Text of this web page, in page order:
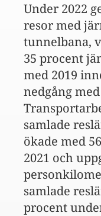
Under 2022
resor med
tunnelbana,
35 procent
med 2019
nedgång
samlade
ökade med
2021 och
samlade
procent